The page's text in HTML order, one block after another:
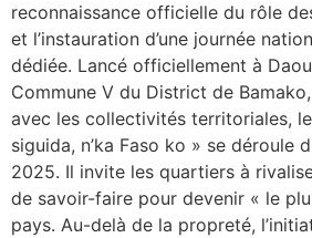
reconnaissance officielle du rôle
et l’instauration d’une journée
dédiée. Lancé officiellement à
Commune V du District de
avec les collectivités territoriales,
siguida, n’ka Faso ko » se déroule
2025. Il invite les quartiers à
de savoir-faire pour devenir « le
pays. Au-delà de la propreté,